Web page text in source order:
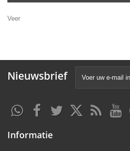
Veer
Nieuwsbrief
Informatie